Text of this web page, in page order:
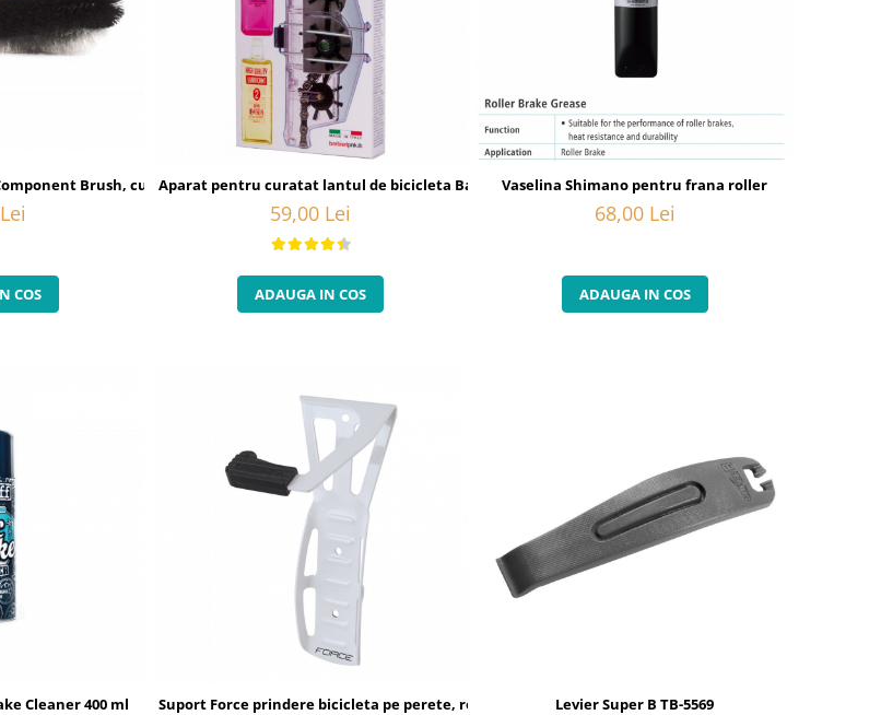
Brush, curatare bicicleta
COS
Aparat pentru curatat lantul de bicicleta Barbieri
59,00 Lei
ADAUGA IN COS
Vaselina Shimano pentru frana roller
68,00 Lei
ADAUGA IN COS
Cleaner 400 ml Suport Force prindere bicicleta pe perete, roata Levier Super B TB-5569